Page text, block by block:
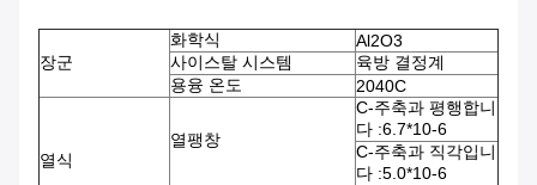
장군
화학식
Al2O3
사이스탈 시스템
육방 결정계
용융 온도
2040C
열식
열팽창
C-주축과 평행합니
다 :6.7*10-6
C-주축과 직각입니
다 :5.0*10-6